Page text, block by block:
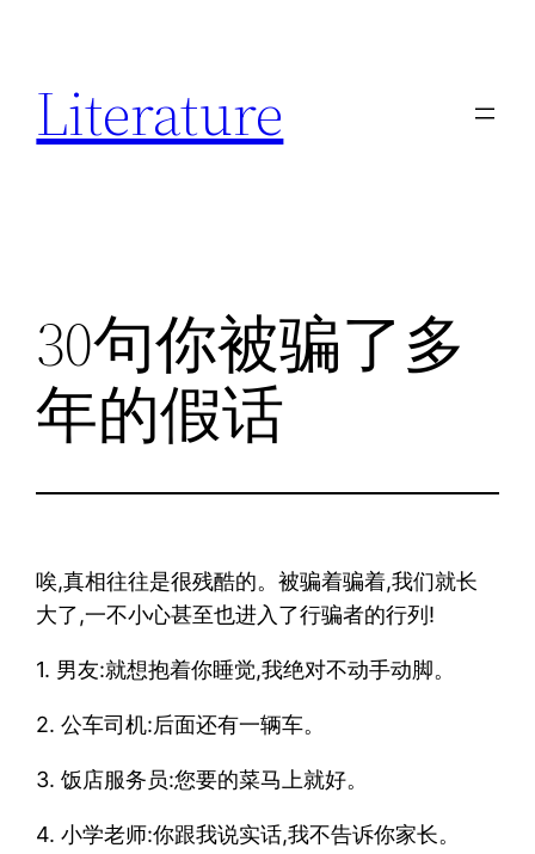
Literature
30句你被骗了多
年的假话
唉,真相往往是很残酷的。被骗着骗着,我们就长
大了,一不小心甚至也进入了行骗者的行列!
1. 男友:就想抱着你睡觉,我绝对不动手动脚。
2. 公车司机:后面还有一辆车。
3. 饭店服务员:您要的菜马上就好。
4. 小学老师:你跟我说实话,我不告诉你家长。